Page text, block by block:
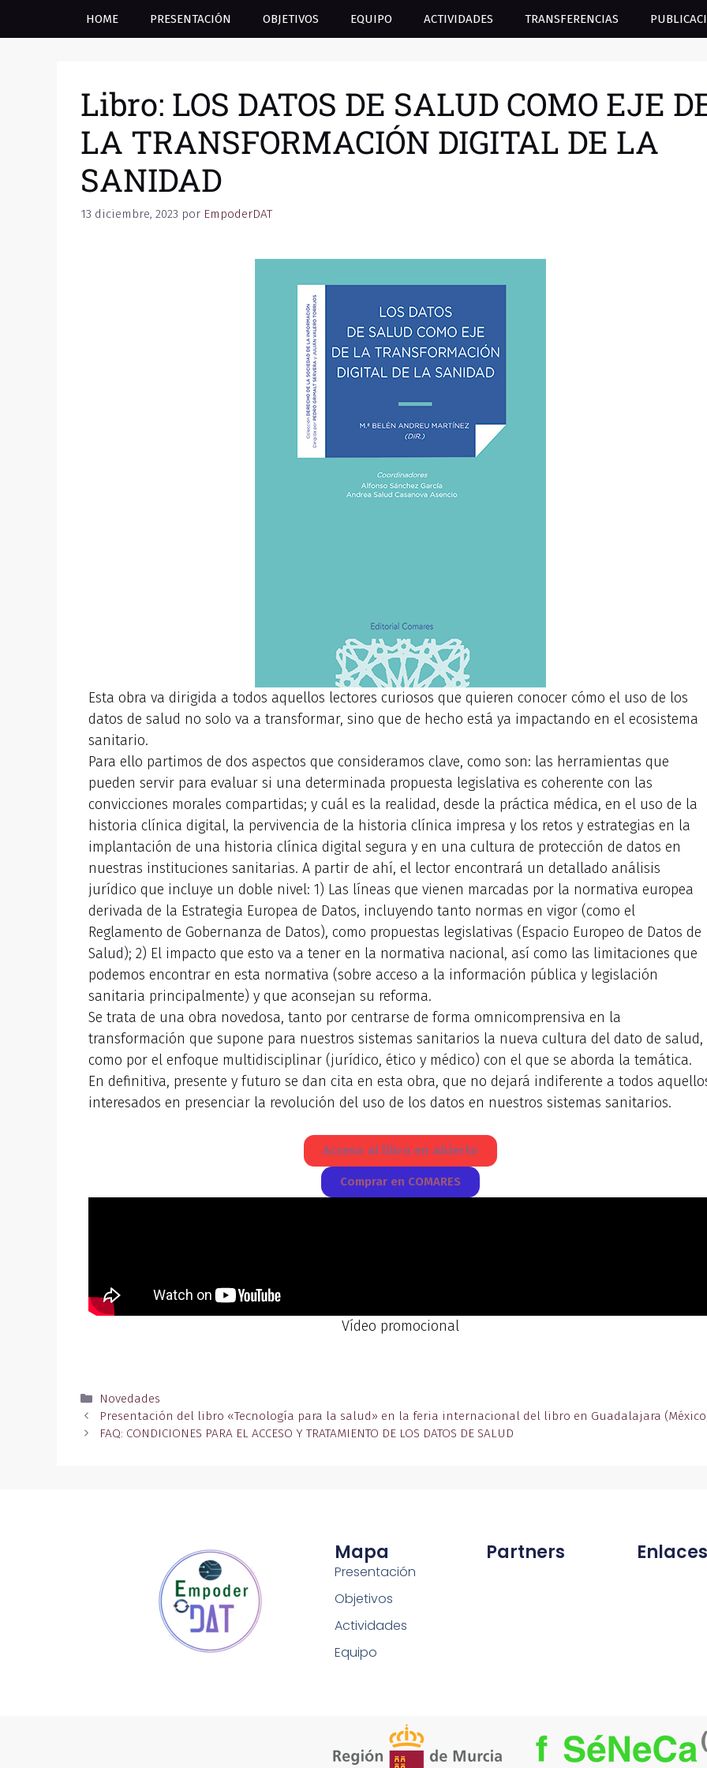
HOME PRESENTACIÓN OBJETIVOS EQUIPO ACTIVIDADES TRANSFERENCIAS
Libro: LOS DATOS DE SALUD COMO EJE
LA TRANSFORMACIÓN DIGITAL DE LA
SANIDAD
13 diciembre, 2023 por EmpoderDAT
Esta obra va dirigida a todos aquellos lectores curiosos que quieren conocer cómo el uso de los
datos de salud no solo va a transformar, sino que de hecho está ya impactando en el ecosistema
sanitario.
Para ello partimos de dos aspectos que consideramos clave, como son: las herramientas que
pueden servir para evaluar si una determinada propuesta legislativa es coherente con las
convicciones morales compartidas; y cuál es la realidad, desde la práctica médica, en el uso de la
historia clínica digital, la pervivencia de la historia clínica impresa y los retos y estrategias en la
implantación de una historia clínica digital segura y en una cultura de protección de datos en
nuestras instituciones sanitarias. A partir de ahí, el lector encontrará un detallado análisis
jurídico que incluye un doble nivel: 1) Las líneas que vienen marcadas por la normativa europea
derivada de la Estrategia Europea de Datos, incluyendo tanto normas en vigor (como el
Reglamento de Gobernanza de Datos), como propuestas legislativas (Espacio Europeo de Datos de
Salud); 2) El impacto que esto va a tener en la normativa nacional, así como las limitaciones que
podemos encontrar en esta normativa (sobre acceso a la información pública y legislación
sanitaria principalmente) y que aconsejan su reforma.
Se trata de una obra novedosa, tanto por centrarse de forma omnicomprensiva en la
transformación que supone para nuestros sistemas sanitarios la nueva cultura del dato de salud,
como por el enfoque multidisciplinar (jurídico, ético y médico) con el que se aborda la temática.
En definitiva, presente y futuro se dan cita en esta obra, que no dejará indiferente a todos
interesados en presenciar la revolución del uso de los datos en nuestros sistemas sanitarios.
Acceso al libro en abierto
Comprar en COMARES
Vídeo promocional
Novedades
Presentación del libro «Tecnología para la salud» en la feria internacional del libro en Guadalajara
FAQ: CONDICIONES PARA EL ACCESO Y TRATAMIENTO DE LOS DATOS DE SALUD
Mapa
Presentación
Objetivos
Actividades
Equipo
Partners